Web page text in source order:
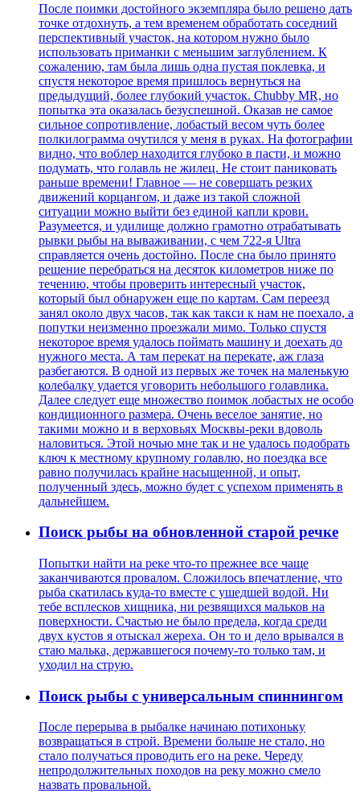
После поимки достойного экземпляра было решено дать
точке отдохнуть, а тем временем обработать соседний
перспективный участок, на котором нужно было
использовать приманки с меньшим заглублением. К
сожалению, там была лишь одна пустая поклевка, и
спустя некоторое время пришлось вернуться на
предыдущий, более глубокий участок. Chubby MR, но
попытка эта оказалась безуспешной. Оказав не самое
сильное сопротивление, лобастый весом чуть более
полкилограмма очутился у меня в руках. На фотографии
видно, что воблер находится глубоко в пасти, и можно
подумать, что голавль не жилец. Не стоит паниковать
раньше времени! Главное — не совершать резких
движений корцангом, и даже из такой сложной
ситуации можно выйти без единой капли крови.
Разумеется, и удилище должно грамотно отрабатывать
рывки рыбы на вываживании, с чем 722-я Ultra
справляется очень достойно. После сна было принято
решение перебраться на десяток километров ниже по
течению, чтобы проверить интересный участок,
который был обнаружен еще по картам. Сам переезд
занял около двух часов, так как такси к нам не поехало, а
попутки неизменно проезжали мимо. Только спустя
некоторое время удалось поймать машину и доехать до
нужного места. А там перекат на перекате, аж глаза
разбегаются. В одной из первых же точек на маленькую
колебалку удается уговорить небольшого голавлика.
Далее следует еще множество поимок лобастых не особо
кондиционного размера. Очень веселое занятие, но
такими можно и в верховьях Москвы-реки вдоволь
наловиться. Этой ночью мне так и не удалось подобрать
ключ к местному крупному голавлю, но поездка все
равно получилась крайне насыщенной, и опыт,
полученный здесь, можно будет с успехом применять в
дальнейшем.
Поиск рыбы на обновленной старой речке
Попытки найти на реке что-то прежнее все чаще
заканчиваются провалом. Сложилось впечатление, что
рыба скатилась куда-то вместе с ушедшей водой. Ни
тебе всплесков хищника, ни резвящихся мальков на
поверхности. Счастью не было предела, когда среди
двух кустов я отыскал жереха. Он то и дело врывался в
стаю малька, державшегося почему-то только там, и
уходил на струю.
Поиск рыбы с универсальным спиннингом
После перерыва в рыбалке начинаю потихоньку
возвращаться в строй. Времени больше не стало, но
стало получаться проводить его на реке. Череду
непродолжительных походов на реку можно смело
назвать провальной.